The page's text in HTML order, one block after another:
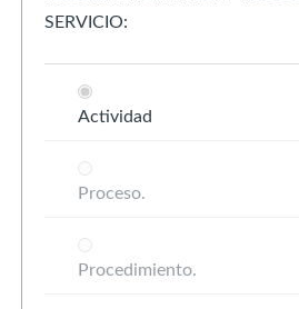
SERVICIO:
Actividad
Proceso.
Procedimiento.